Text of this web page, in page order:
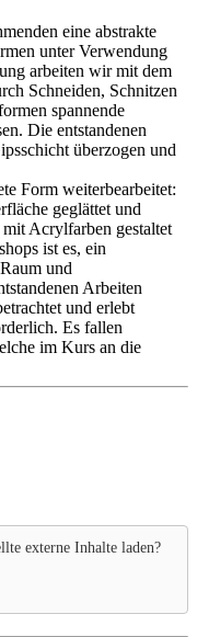
eine abstrakte
unter Verwendung
arbeiten wir mit dem
Schneiden, Schnitzen
spannende
Die entstandenen
überzogen und
Form weiterbearbeitet:
geglättet und
Acrylfarben gestaltet
ist es, ein
und
Arbeiten
und erlebt
Es fallen
im Kurs an die
externe Inhalte laden?